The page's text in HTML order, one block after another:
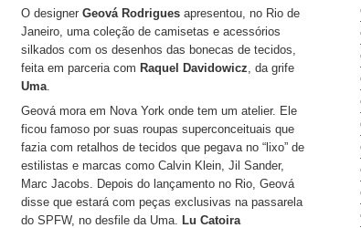
O designer Geová Rodrigues apresentou, no Rio de
Janeiro, uma coleção de camisetas e acessórios
silkados com os desenhos das bonecas de tecidos,
feita em parceria com Raquel Davidowicz, da grife
Uma.
Geová mora em Nova York onde tem um atelier. Ele
ficou famoso por suas roupas superconceituais que
fazia com retalhos de tecidos que pegava no “lixo” de
estilistas e marcas como Calvin Klein, Jil Sander,
Marc Jacobs. Depois do lançamento no Rio, Geová
disse que estará com peças exclusivas na passarela
do SPFW, no desfile da Uma. Lu Catoira